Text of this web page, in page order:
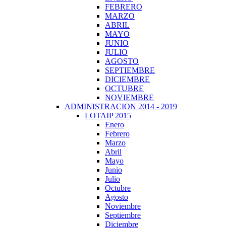
FEBRERO
MARZO
ABRIL
MAYO
JUNIO
JULIO
AGOSTO
SEPTIEMBRE
DICIEMBRE
OCTUBRE
NOVIEMBRE
ADMINISTRACION 2014 - 2019
LOTAIP 2015
Enero
Febrero
Marzo
Abril
Mayo
Junio
Julio
Octubre
Agosto
Noviembre
Septiembre
Diciembre